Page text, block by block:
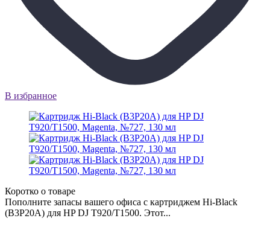
В избранное
Коротко о товаре
Пополните запасы вашего офиса с картриджем Hi-Black
(B3P20A) для HP DJ T920/T1500. Этот...